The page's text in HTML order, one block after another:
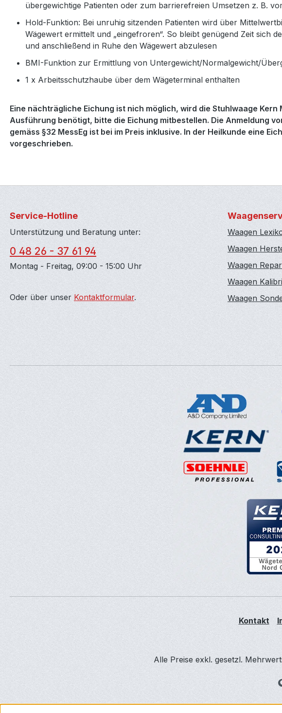
übergewichtige Patienten oder zum barrierefreien Umsetzen z. B.
Hold-Funktion: Bei unruhig sitzenden Patienten wird über
Wägewert ermittelt und „eingefroren“. So bleibt genügend Zeit sich
und anschließend in Ruhe den Wägewert abzulesen
BMI-Funktion zur Ermittlung von Untergewicht/Normalgewicht/
1 x Arbeitsschutzhaube über dem Wägeterminal enthalten
Eine nächträgliche Eichung ist nich möglich, wird die Stuhlwaage Kern
Ausführung benötigt, bitte die Eichung mitbestellen. Die Anmeldung
gemäss §32 MessEg ist bei im Preis inklusive. In der Heilkunde eine
vorgeschrieben.
Service-Hotline
Unterstützung und Beratung unter:
0 48 26 - 37 61 94
Montag - Freitag, 09:00 - 15:00 Uhr
Oder über unser Kontaktformular.
Waagen
Waagen
Waagen
Waagen
Waagen
Kontakt
Alle Preise exkl. gesetzl.